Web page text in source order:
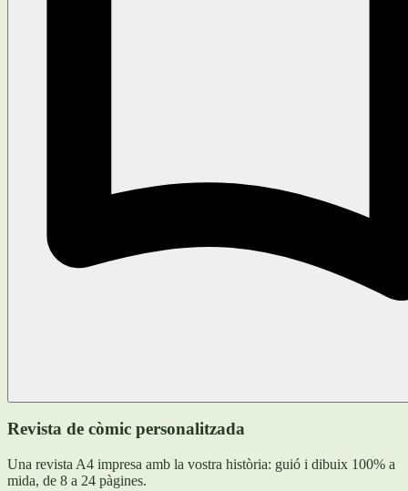
Revista de còmic personalitzada
Una revista A4 impresa amb la vostra història: guió i dibuix 100% a
mida, de 8 a 24 pàgines.